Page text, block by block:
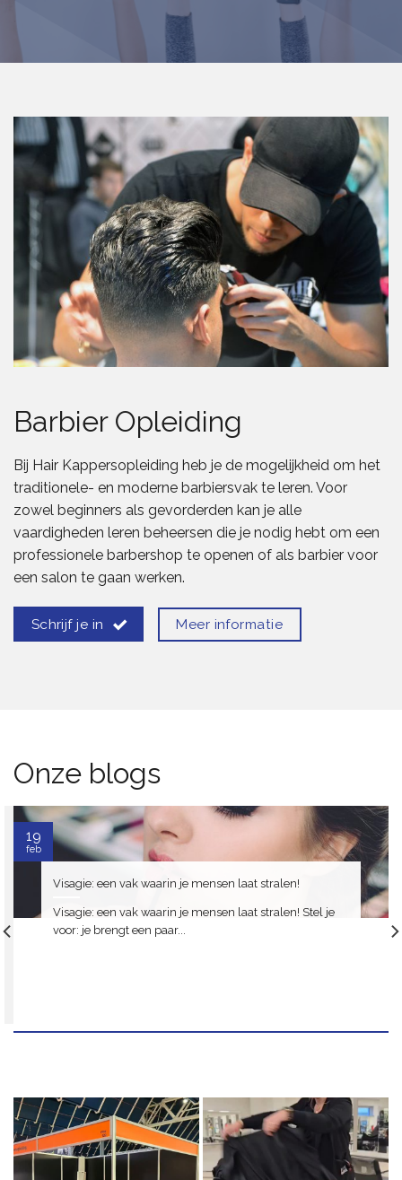
Barbier Opleiding
Bij Hair Kappersopleiding heb je de mogelijkheid om het
traditionele- en moderne barbiersvak te leren. Voor
zowel beginners als gevorderden kan je alle
vaardigheden leren beheersen die je nodig hebt om een
professionele barbershop te openen of als barbier voor
een salon te gaan werken.
Schrijf je in Meer informatie
Onze blogs
Visagie: een vak waarin je mensen laat stralen!
Visagie: een vak waarin je mensen laat stralen! Stel je
voor: je brengt een paar...
19
feb